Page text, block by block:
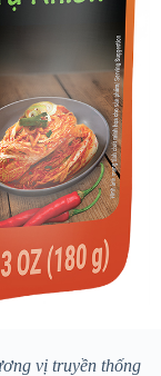
vị truyền thống